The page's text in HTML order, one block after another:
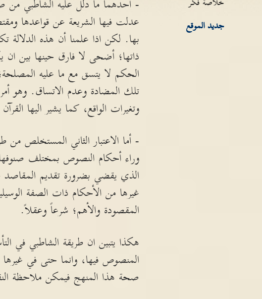
- أحدهما ما دلل عليه الشاطبي من
عدلت فيها الشريعة عن قواعدها
بها. لكن اذا علمنا أن هذه
ذاتها؛ أضحى لا فارق حينها بين ان
الحكم لا يتسق مع ما عليه
تلك المضادة وعدم الاتساق. وهو
وتغيرات الواقع، كما يشير اليها
- أما الاعتبار الثاني المستخلص من
وراء أحكام النصوص بمختلف صنوفها
الذي يقضي بضرورة تقديم
غيرها من الأحكام ذات الصفة
المقصودة والأهم؛ شرعاً وعقلاً.
هكذا يتبين ان طريقة الشاطبي في
المنصوص فيها، وانما حتى في غيرها
صحة هذا المنهج فيمكن ملاحظة
جديد الموقع